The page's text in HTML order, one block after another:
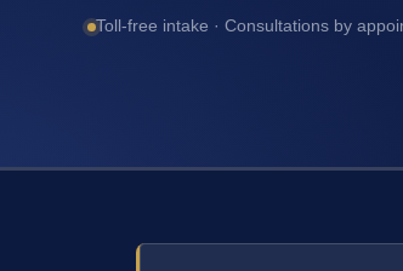
Toll-free intake · Consultations by